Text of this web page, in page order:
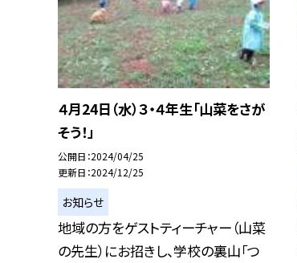
４月24日（水）３・４年生「山菜をさが
そう！」
公開日 2024/04/25
更新日 2024/12/25
お知らせ
地域の方をゲストティーチャー（山菜
の先生）にお招きし、学校の裏山「つ